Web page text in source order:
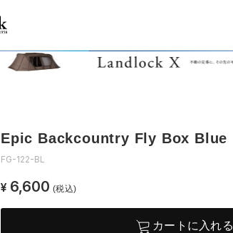
Epic Backcountry Fly Box Blue
FG-122-BL
¥ 6,600 (税込)
カートに入れる